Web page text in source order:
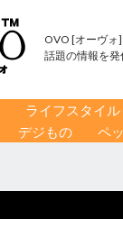
OVO [オーヴォ]
話題の情報を発
ライフスタイル
デジもの ペ